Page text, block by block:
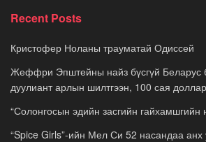
Recent Posts
Кристофер Ноланы трауматай Одиссей
Жеффри Эпштейны найз бүсгүй Беларус
дуулиант арлын шилтгээн, 100 сая
“Солонгосын эдийн засгийн гайхамшгийн
“Spice Girls”-ийн Мел Си 52 насандаа анх